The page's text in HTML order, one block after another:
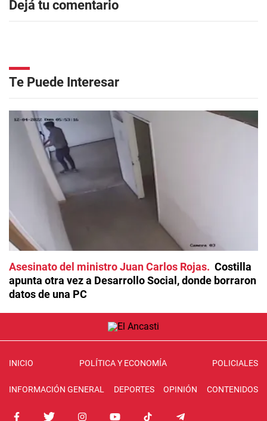
Dejá tu comentario
Te Puede Interesar
Asesinato del ministro Juan Carlos Rojas
Costilla
apunta otra vez a Desarrollo Social, donde borraron
datos de una PC
INICIO POLÍTICA Y ECONOMÍA POLICIALES
INFORMACIÓN GENERAL DEPORTES OPINIÓN CONTENIDOS